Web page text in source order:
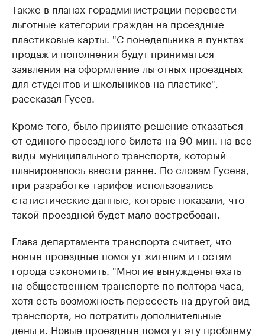
Также в планах горадминистрации перевести
льготные категории граждан на проездные
пластиковые карты. "С понедельника в пунктах
продаж и пополнения будут приниматься
заявления на оформление льготных проездных
для студентов и школьников на пластике", -
рассказал Гусев.
Кроме того, было принято решение отказаться
от единого проездного билета на 90 мин. на все
виды муниципального транспорта, который
планировалось ввести ранее. По словам Гусева,
при разработке тарифов использовались
статистические данные, которые показали, что
такой проездной будет мало востребован.
Глава департамента транспорта считает, что
новые проездные помогут жителям и гостям
города сэкономить. "Многие вынуждены ехать
на общественном транспорте по полтора часа,
хотя есть возможность пересесть на другой вид
транспорта, но потратить дополнительные
деньги. Новые проездные помогут эту проблему